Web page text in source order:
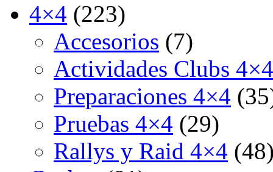
4×4 (223)
Accesorios (7)
Actividades Clubs 4×4
Preparaciones 4×4
Pruebas 4×4 (29)
Rallys y Raid 4×4